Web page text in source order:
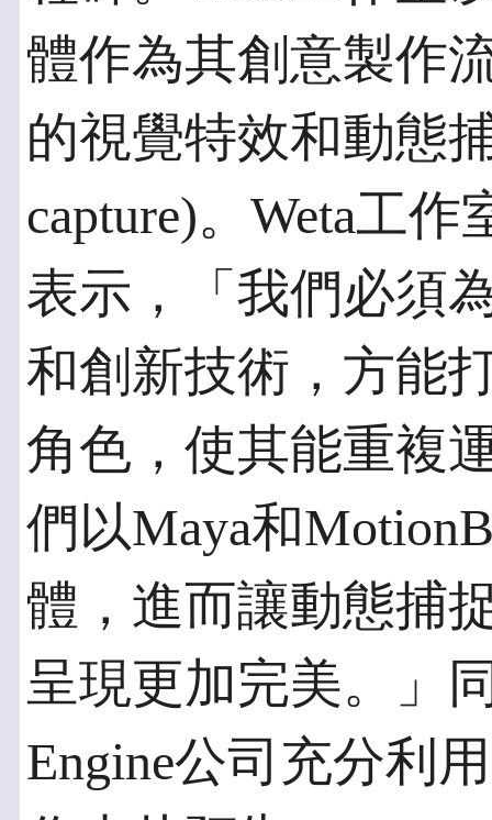
體作為其創意製作
的視覺特效和動態
capture)。Weta工作
表示，「我們必須
和創新技術，方能
角色，使其能重複
們以Maya和
體，進而讓動態捕
呈現更加完美。」
Engine公司充分利